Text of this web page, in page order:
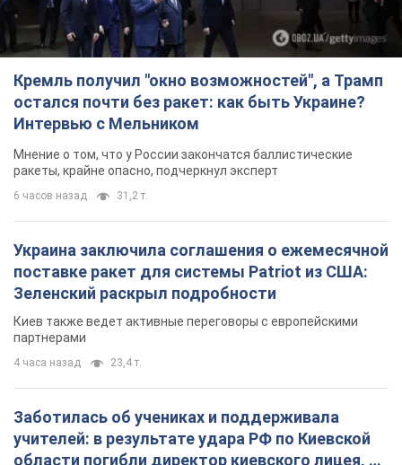
Кремль получил "окно возможностей", а Трамп
остался почти без ракет: как быть Украине?
Интервью с Мельником
Мнение о том, что у России закончатся баллистические
ракеты, крайне опасно, подчеркнул эксперт
6 часов назад 31,2 т.
Украина заключила соглашения о ежемесячной
поставке ракет для системы Patriot из США:
Зеленский раскрыл подробности
Киев также ведет активные переговоры с европейскими
партнерами
4 часа назад 23,4 т.
Заботилась об учениках и поддерживала
учителей: в результате удара РФ по Киевской
области погибли директор киевского лицея, её